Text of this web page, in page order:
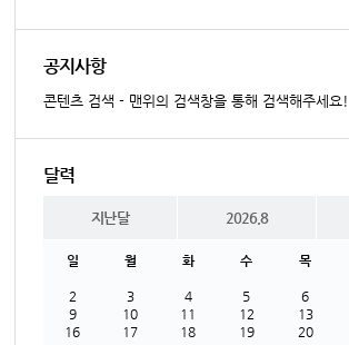
공지사항
콘텐츠 검색 - 맨위의 검색창을 통해 검색해주세요!
달력
지난달 2026.8
일 월 화 수 목
2
3 4 5 6
9
10 11 12 13
16
17 18 19 20